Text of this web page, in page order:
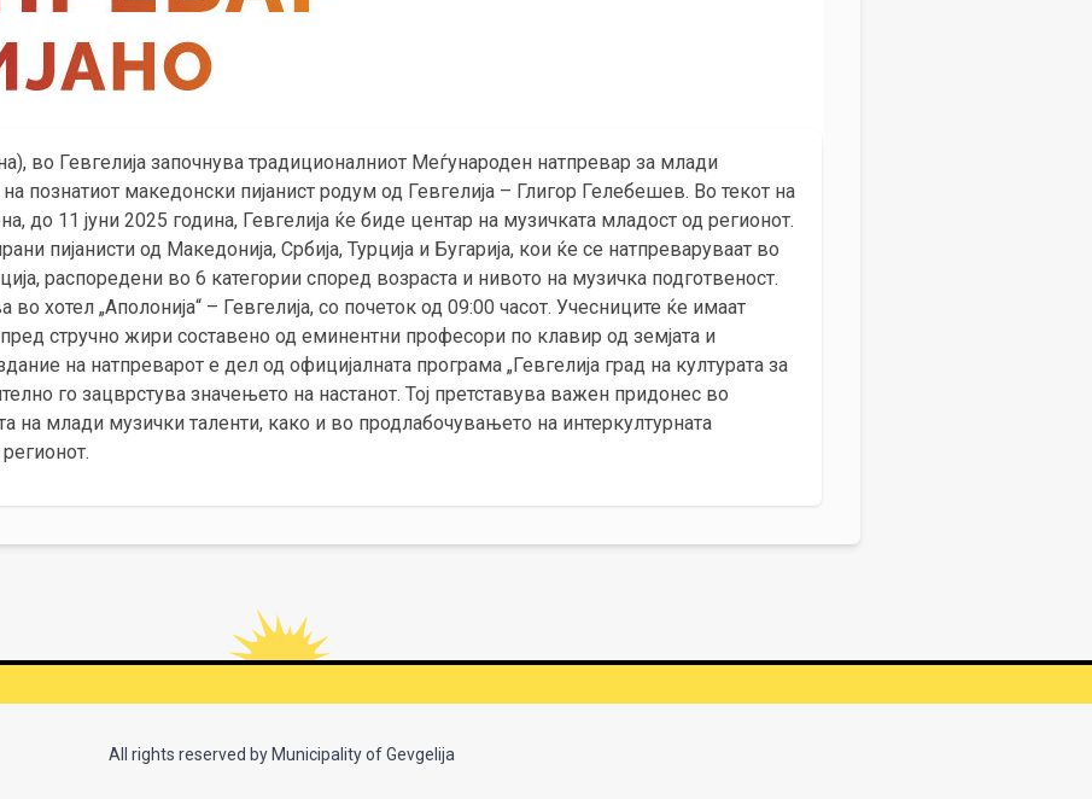
во Гевгелија започнува традиционалниот Меѓународен натпревар за млади
на познатиот македонски пијанист родум од Гевгелија – Глигор Гелебешев. Во текот на
до 11 јуни 2025 година, Гевгелија ќе биде центар на музичката младост од регионот.
пијанисти од Македонија, Србија, Турција и Бугарија, кои ќе се натпреваруваат во
распоредени во 6 категории според возраста и нивото на музичка подготвеност.
хотел „Аполонија“ – Гевгелија, со почеток од 09:00 часот. Учесниците ќе имаат
стручно жири составено од еминентни професори по клавир од земјата и
на натпреварот е дел од официјалната програма „Гевгелија град на културата за
го зацврстува значењето на настанот. Тој претставува важен придонес во
на млади музички таленти, како и во продлабочувањето на интеркултурната
All rights reserved by Municipality of Gevgelija